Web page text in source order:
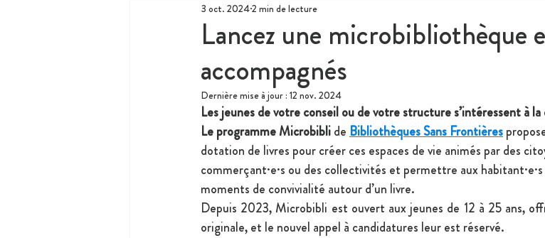
Lancez une microbibliothèque
accompagnés
3 oct. 20242 min de lecture
Dernière mise à jour : 12 nov. 2024
Les jeunes de votre conseil ou de votre structure s’intéressent à
Le programme Microbibli de Bibliothèques Sans Frontières
dotation de livres pour créer ces espaces de vie animés par des
commerçant·e·s ou des collectivités et permettre aux
moments de convivialité autour d’un livre.
Depuis 2023, Microbibli est ouvert aux jeunes de 12 à 25 ans,
originale, et le nouvel appel à candidatures leur est réservé.